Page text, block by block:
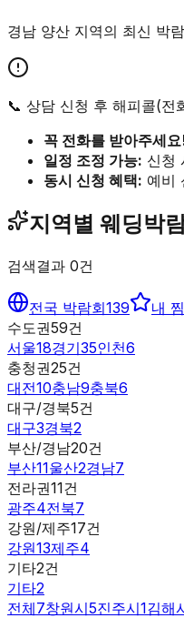
경남 양산 지역의 최신 박
📞 상담 신청 후 해피콜(전
꼭 전화를 받아주세
일정 조정 가능: 신청
동시 신청 혜택: 예비
지역별 웨딩박
검색결과 0건
전국 박람회139
내
수도권59건
서울18경기35인천6
충청권25건
대전10충남9충북6
대구/경북5건
대구3경북2
부산/경남20건
부산11울산2경남7
전라권11건
광주4전북7
강원/제주17건
강원13제주4
기타2건
기타2
전체7창원시5진주시1김해